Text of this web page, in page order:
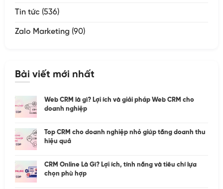
Tin tức (536)
Zalo Marketing (90)
Bài viết mới nhất
Web CRM là gì? Lợi ích và giải pháp Web CRM cho
doanh nghiệp
Top CRM cho doanh nghiệp nhỏ giúp tăng doanh thu
hiệu quả
CRM Online Là Gì? Lợi ích, tính năng và tiêu chí lựa
chọn phù hợp